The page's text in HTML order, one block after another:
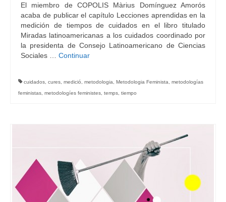
El miembro de COPOLIS Màrius Domínguez Amorós
acaba de publicar el capítulo Lecciones aprendidas en la
medición de tiempos de cuidados en el libro titulado
Miradas latinoamericanas a los cuidados coordinado por
la presidenta de Consejo Latinoamericano de Ciencias
Sociales … Continuar
cuidados cures medició metodologia Metodologia Feminista
metodologías
feministas metodologíes feministes temps tiempo